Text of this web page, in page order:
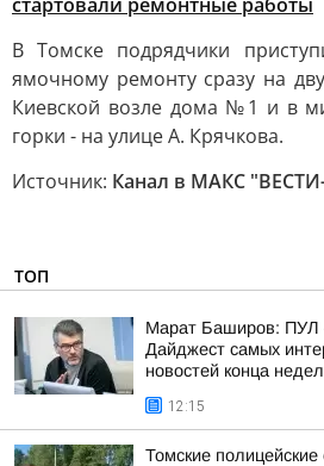
В Томске подрядчики
ямочному ремонту сразу на
Киевской возле дома №1 и в
горки - на улице А. Крячкова.
Источник: Канал в МАКС
ТОП
Марат Баширов: ПУЛ
Дайджест самых
новостей конца
12:15
Томские полицейские